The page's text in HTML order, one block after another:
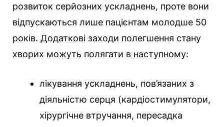
розвиток серйозних ускладнень, проте вони
відпускаються лише пацієнтам молодше 50
років. Додаткові заходи полегшення стану
хворих можуть полягати в наступному:
лікування ускладнень, пов’язаних з
діяльністю серця (кардіостимулятори,
хірургічне втручання, пересадка